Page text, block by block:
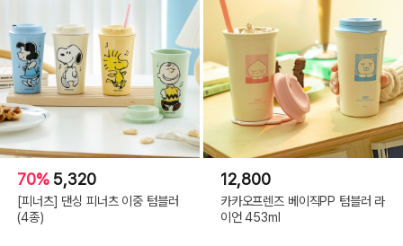
70% 5,320
[피너츠] 댄싱 피너츠 이중 텀블러
(4종)
12,800
카카오프렌즈 베이직PP 텀블러 라
이언 453ml